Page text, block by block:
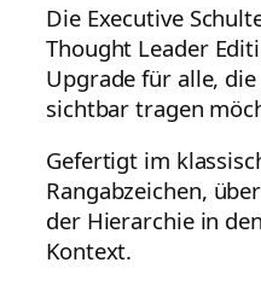
Die Executive
Thought Leader
Upgrade für alle,
sichtbar tragen
Gefertigt im
Rangabzeichen,
der Hierarchie in
Kontext.